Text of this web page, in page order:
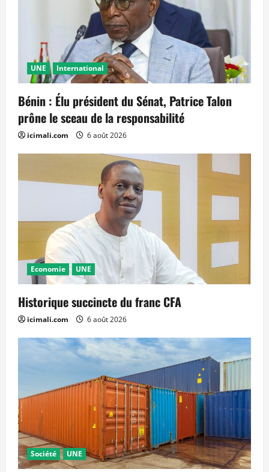
UNE International
Bénin : Élu président du Sénat, Patrice Talon
prône le sceau de la responsabilité
icimali.com 6 août 2026
Economie UNE
Historique succincte du franc CFA
icimali.com 6 août 2026
Société UNE